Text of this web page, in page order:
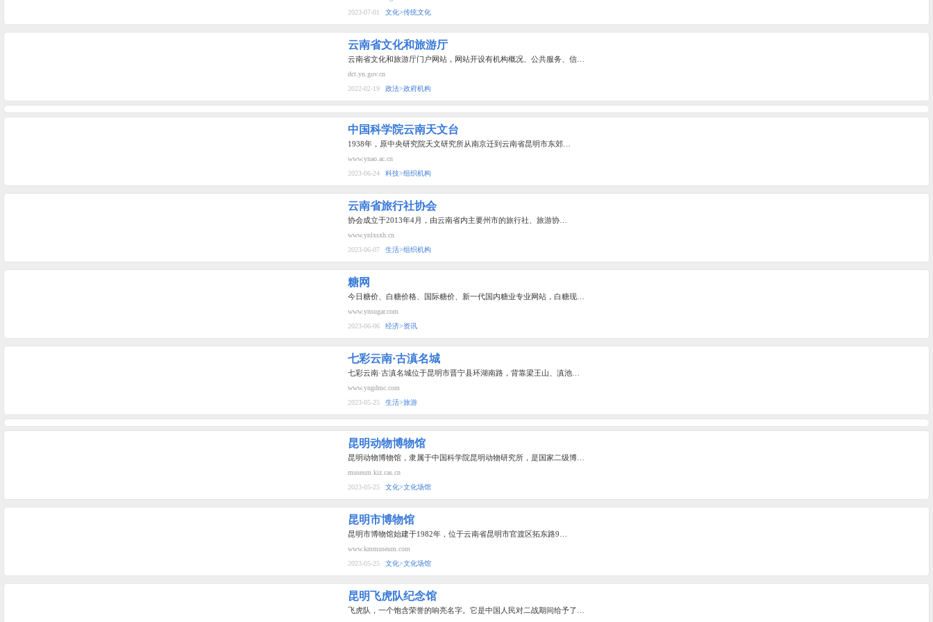
2023-07-01
文化>传统文化
云南省文化和旅游厅
云南省文化和旅游厅门户网站，网站开设有机构概况、公共服务、信…
dct.yn.gov.cn
2022-02-19
政法>政府机构
中国科学院云南天文台
1938年，原中央研究院天文研究所从南京迁到云南省昆明市东郊…
www.ynao.ac.cn
2023-06-24
科技>组织机构
云南省旅行社协会
协会成立于2013年4月，由云南省内主要州市的旅行社、旅游协…
www.ynlxsxh.cn
2023-06-07
生活>组织机构
糖网
今日糖价、白糖价格、国际糖价、新一代国内糖业专业网站，白糖现…
www.ynsugar.com
2023-06-06
经济>资讯
七彩云南·古滇名城
七彩云南·古滇名城位于昆明市晋宁县环湖南路，背靠梁王山、滇池…
www.yngdmc.com
2023-05-25
生活>旅游
昆明动物博物馆
昆明动物博物馆，隶属于中国科学院昆明动物研究所，是国家二级博…
museum.kiz.cas.cn
2023-05-25
文化>文化场馆
昆明市博物馆
昆明市博物馆始建于1982年，位于云南省昆明市官渡区拓东路9…
www.kmmuseum.com
2023-05-25
文化>文化场馆
昆明飞虎队纪念馆
飞虎队，一个饱含荣誉的响亮名字。它是中国人民对二战期间给予了…